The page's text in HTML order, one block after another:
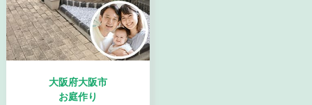
大阪府大阪市
お庭作り